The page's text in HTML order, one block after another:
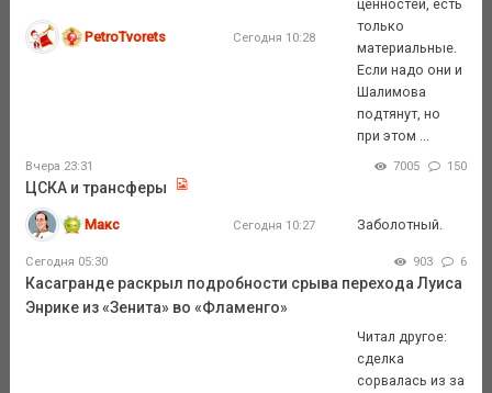
PetroTvorets Сегодня 10:28
ценностей, есть
только
материальные.
Если надо они и
Шалимова
подтянут, но
при этом ...
Вчера 23:31 7005 150
ЦСКА и трансферы
Макс Сегодня 10:27 Заболотный.
Сегодня 05:30 903 6
Касагранде раскрыл подробности срыва перехода Луиса
Энрике из «Зенита» во «Фламенго»
Читал другое:
сделка
сорвалась из за